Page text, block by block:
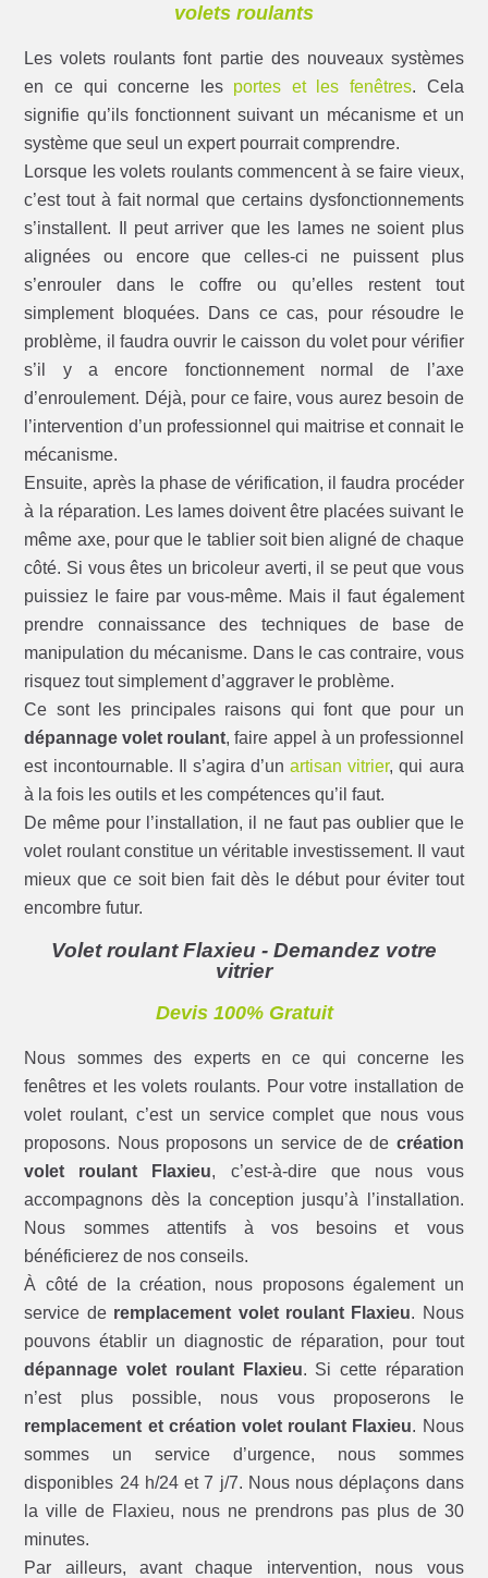
volets roulants
Les volets roulants font partie des nouveaux systèmes
en ce qui concerne les portes et les fenêtres. Cela
signifie qu’ils fonctionnent suivant un mécanisme et un
système que seul un expert pourrait comprendre.
Lorsque les volets roulants commencent à se faire vieux,
c’est tout à fait normal que certains dysfonctionnements
s’installent. Il peut arriver que les lames ne soient plus
alignées ou encore que celles-ci ne puissent plus
s’enrouler dans le coffre ou qu’elles restent tout
simplement bloquées. Dans ce cas, pour résoudre le
problème, il faudra ouvrir le caisson du volet pour vérifier
s’il y a encore fonctionnement normal de l’axe
d’enroulement. Déjà, pour ce faire, vous aurez besoin de
l’intervention d’un professionnel qui maitrise et connait le
mécanisme.
Ensuite, après la phase de vérification, il faudra procéder
à la réparation. Les lames doivent être placées suivant le
même axe, pour que le tablier soit bien aligné de chaque
côté. Si vous êtes un bricoleur averti, il se peut que vous
puissiez le faire par vous-même. Mais il faut également
prendre connaissance des techniques de base de
manipulation du mécanisme. Dans le cas contraire, vous
risquez tout simplement d’aggraver le problème.
Ce sont les principales raisons qui font que pour un
dépannage volet roulant, faire appel à un professionnel
est incontournable. Il s’agira d’unartisan vitrier, qui aura
à la fois les outils et les compétences qu’il faut.
De même pour l’installation, il ne faut pas oublier que le
volet roulant constitue un véritable investissement. Il vaut
mieux que ce soit bien fait dès le début pour éviter tout
encombre futur.
Volet roulant Flaxieu - Demandez votre
vitrier
Devis 100% Gratuit
Nous sommes des experts en ce qui concerne les
fenêtres et les volets roulants. Pour votre installation de
volet roulant, c’est un service complet que nous vous
proposons. Nous proposons un service de de création
volet roulant Flaxieu, c’est-à-dire que nous vous
accompagnons dès la conception jusqu’à l’installation.
Nous sommes attentifs à vos besoins et vous
bénéficierez de nos conseils.
À côté de la création, nous proposons également un
service de remplacement volet roulant Flaxieu. Nous
pouvons établir un diagnostic de réparation, pour tout
dépannage volet roulant Flaxieu. Si cette réparation
n’est plus possible, nous vous proposerons le
remplacement et création volet roulant Flaxieu. Nous
sommes un service d’urgence, nous sommes
disponibles 24 h/24 et 7 j/7. Nous nous déplaçons dans
la ville de Flaxieu, nous ne prendrons pas plus de 30
minutes.
Par ailleurs, avant chaque intervention, nous vous